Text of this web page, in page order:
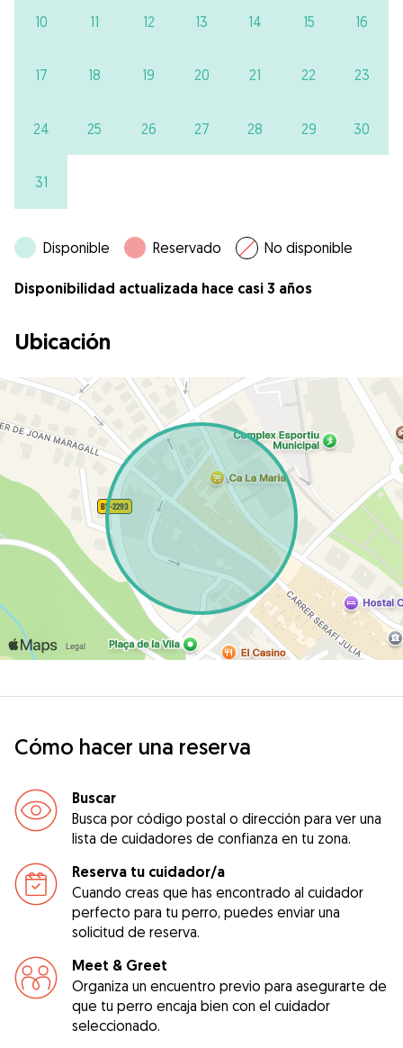
10 11 12 13 14 15 16
17 18 19 20 21 22 23
24 25 26 27 28 29 30
31
Disponible Reservado No disponible
Disponibilidad actualizada hace casi 3 años
Ubicación
Cómo hacer una reserva
Buscar
Busca por código postal o dirección para ver una
lista de cuidadores de confianza en tu zona.
Reserva tu cuidador/a
Cuando creas que has encontrado al cuidador
perfecto para tu perro, puedes enviar una
solicitud de reserva.
Meet & Greet
Organiza un encuentro previo para asegurarte de
que tu perro encaja bien con el cuidador
seleccionado.